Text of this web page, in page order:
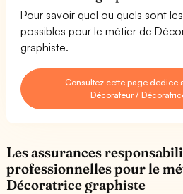
Pour savoir quel ou quels sont
possibles pour le métier de
graphiste.
Consultez cette page dédiée
Décorateur /
Les assurances
professionnelles pour le
Décoratrice graphiste